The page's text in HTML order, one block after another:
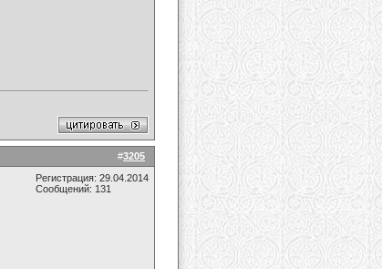
#3205
Регистрация: 29.04.2014
Сообщений: 131